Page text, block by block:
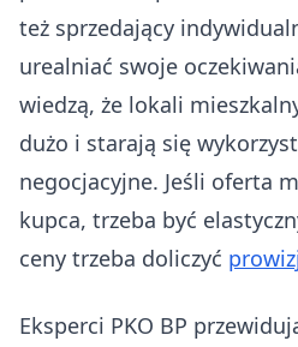
też sprzedający
urealniać swoje
wiedzą, że lokali
dużo i starają się
negocjacyjne. Jeśli oferta
kupca, trzeba być
ceny trzeba doliczyć
Eksperci PKO BP